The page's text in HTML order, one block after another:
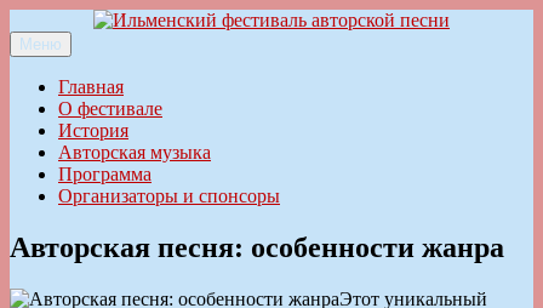
к
содержимому
Ильменский фестиваль авторской песни
Меню
Главная
О фестивале
История
Авторская музыка
Программа
Организаторы и спонсоры
Авторская песня: особенности жанра
Этот уникальный